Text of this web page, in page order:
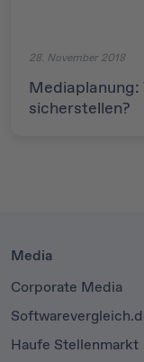
28. November 2018
sicherstellen?
Media
Corporate Media
Haufe Stellenmarkt